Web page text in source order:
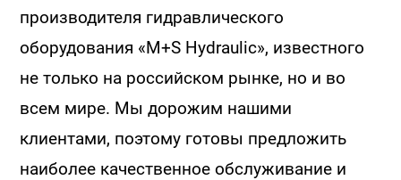
производителя гидравлического
оборудования «M+S Hydraulic», известного
не только на российском рынке, но и во
всем мире. Мы дорожим нашими
клиентами, поэтому готовы предложить
наиболее качественное обслуживание и